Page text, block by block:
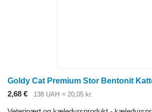
Goldy Cat Premium Stor Bentonit
2,68 €
138 UAH ≈ 20,05 kr.